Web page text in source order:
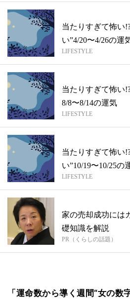
当たりすぎて怖い
い”4/20〜4/26の運
LIFESTYLE
当たりすぎて怖い
8/8〜8/14の運気
LIFESTYLE
当たりすぎて怖い
い”10/19〜10/25の
LIFESTYLE
家の売却成功には
礎知識を解説
PR（くらしの話題）
「運命数から導く週間“女の数